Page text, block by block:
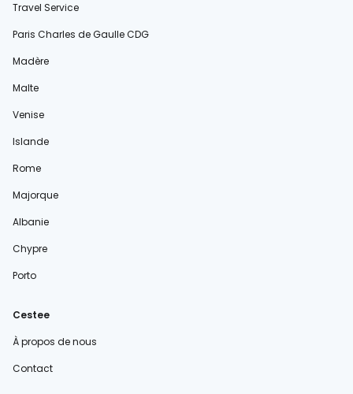
Travel Service
Paris Charles de Gaulle CDG
Madère
Malte
Venise
Islande
Rome
Majorque
Albanie
Chypre
Porto
Cestee
À propos de nous
Contact